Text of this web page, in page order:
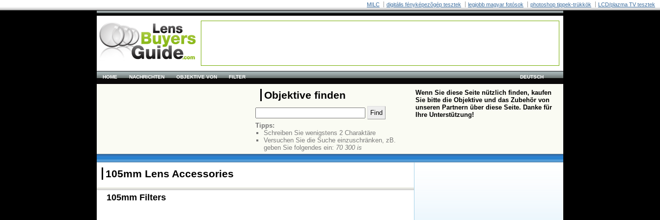
MILC digitális fényképezõgép tesztek legjobb magyar fotósok photoshop tippek-trükkök LCD/plazma TV tesztek
DEUTSCH
HOME NACHRICHTEN OBJEKTIVE VON FILTER
Objektive finden
Tipps:
Schreiben Sie wenigstens 2 Charaktäre
Versuchen Sie die Suche einzuschränken, zB.
geben Sie folgendes ein: 70 300 is
Wenn Sie diese Seite nützlich finden, kaufen
Sie bitte die Objektive und das Zubehör von
unseren Partnern über diese Seite. Danke für
Ihre Unterstützung!
105mm Lens Accessories
105mm Filters